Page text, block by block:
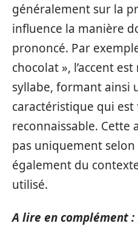
généralement sur la
influence la manière
prononcé. Par
chocolat », l’accent
syllabe, formant ainsi
caractéristique qui
reconnaissable. Cette
pas uniquement
également du
utilisé.
A lire en complément :